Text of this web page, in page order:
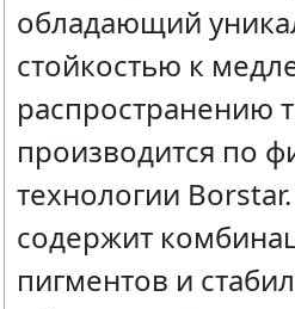
обладающий
стойкостью к
распространению
производится по
технологии
содержит
пигментов и